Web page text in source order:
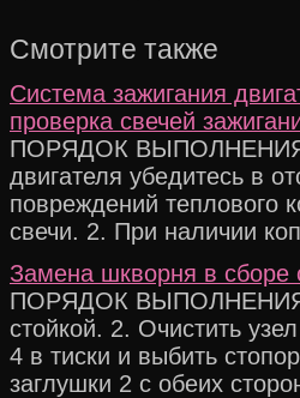
Смотрите также
Система зажигания
проверка свечей
ПОРЯДОК ВЫПОЛНЕНИЯ
двигателя убедитесь в
повреждений теплового
свечи. 2. При наличии
Замена шкворня в сборе
ПОРЯДОК ВЫПОЛНЕНИЯ
стойкой. 2. Очистить
4 в тиски и выбить
заглушки 2 с обеих